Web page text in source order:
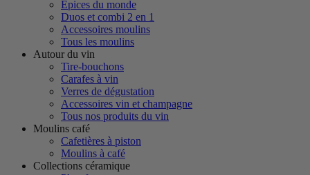
Epices du monde
Duos et combi 2 en 1
Accessoires moulins
Tous les moulins
Autour du vin
Tire-bouchons
Carafes à vin
Verres de dégustation
Accessoires vin et champagne
Tous nos produits du vin
Moulins café
Cafetières à piston
Moulins à café
Collections céramique